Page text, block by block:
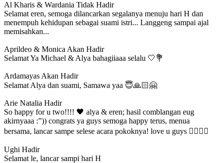
Al Kharis & Wardania Tidak Hadir
Selamat eren, semoga dilancarkan segalanya menuju hari H dan
menempuh kehidupan sebagai suami istri... Langgeng sampai ajal
memisahkan...
Aprildeo & Monica Akan Hadir
Selamat Ya Michael & Alya bahagiiaaa selalu 🤍💐
Ardamayas Akan Hadir
Selamat Alya dan suami, Samawa yaa 😇🙏🏻🤗
Arie Natalia Hadir
So happy for u two!!!! 🖤 alya & eren; hasil comblangan eug
akirnyaaa :”)) congrats ya guys semoga happy terus, menua
bersama, lancar sampe selese acara pokoknya! love u guys 👰‍♀️🤵‍♂️
Ughi Hadir
Selamat le, lancar sampi hari H